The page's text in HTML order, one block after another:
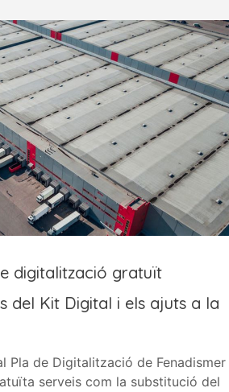
digitalització gratuït
del Kit Digital i els ajuts a la
Pla de Digitalització de Fenadismer
serveis com la substitució del